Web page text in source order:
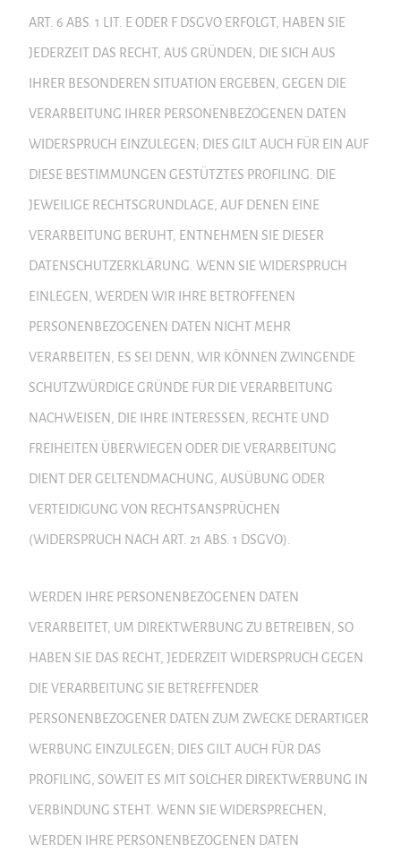
ART. 6 ABS. 1 LIT. E ODER F DSGVO ERFOLGT, HABEN SIE
JEDERZEIT DAS RECHT, AUS GRÜNDEN, DIE SICH AUS
IHRER BESONDEREN SITUATION ERGEBEN, GEGEN DIE
VERARBEITUNG IHRER PERSONENBEZOGENEN DATEN
WIDERSPRUCH EINZULEGEN; DIES GILT AUCH FÜR EIN AUF
DIESE BESTIMMUNGEN GESTÜTZTES PROFILING. DIE
JEWEILIGE RECHTSGRUNDLAGE, AUF DENEN EINE
VERARBEITUNG BERUHT, ENTNEHMEN SIE DIESER
DATENSCHUTZERKLÄRUNG. WENN SIE WIDERSPRUCH
EINLEGEN, WERDEN WIR IHRE BETROFFENEN
PERSONENBEZOGENEN DATEN NICHT MEHR
VERARBEITEN, ES SEI DENN, WIR KÖNNEN ZWINGENDE
SCHUTZWÜRDIGE GRÜNDE FÜR DIE VERARBEITUNG
NACHWEISEN, DIE IHRE INTERESSEN, RECHTE UND
FREIHEITEN ÜBERWIEGEN ODER DIE VERARBEITUNG
DIENT DER GELTENDMACHUNG, AUSÜBUNG ODER
VERTEIDIGUNG VON RECHTSANSPRÜCHEN
(WIDERSPRUCH NACH ART. 21 ABS. 1 DSGVO).
WERDEN IHRE PERSONENBEZOGENEN DATEN
VERARBEITET, UM DIREKTWERBUNG ZU BETREIBEN, SO
HABEN SIE DAS RECHT, JEDERZEIT WIDERSPRUCH GEGEN
DIE VERARBEITUNG SIE BETREFFENDER
PERSONENBEZOGENER DATEN ZUM ZWECKE DERARTIGER
WERBUNG EINZULEGEN; DIES GILT AUCH FÜR DAS
PROFILING, SOWEIT ES MIT SOLCHER DIREKTWERBUNG IN
VERBINDUNG STEHT. WENN SIE WIDERSPRECHEN,
WERDEN IHRE PERSONENBEZOGENEN DATEN